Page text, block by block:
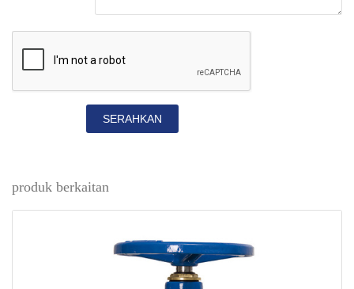
SERAHKAN
produk berkaitan